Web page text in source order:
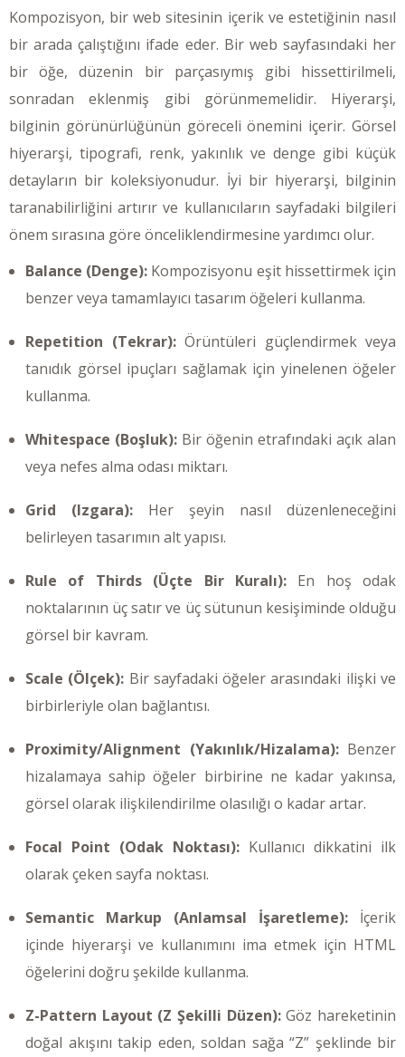
Kompozisyon, bir web sitesinin içerik ve estetiğinin nasıl
bir arada çalıştığını ifade eder. Bir web sayfasındaki her
bir öğe, düzenin bir parçasıymış gibi hissettirilmeli,
sonradan eklenmiş gibi görünmemelidir. Hiyerarşi,
bilginin görünürlüğünün göreceli önemini içerir. Görsel
hiyerarşi, tipografi, renk, yakınlık ve denge gibi küçük
detayların bir koleksiyonudur. İyi bir hiyerarşi, bilginin
taranabilirliğini artırır ve kullanıcıların sayfadaki bilgileri
önem sırasına göre önceliklendirmesine yardımcı olur.
Balance (Denge): Kompozisyonu eşit hissettirmek için
benzer veya tamamlayıcı tasarım öğeleri kullanma.
Repetition (Tekrar): Örüntüleri güçlendirmek veya
tanıdık görsel ipuçları sağlamak için yinelenen öğeler
kullanma.
Whitespace (Boşluk): Bir öğenin etrafındaki açık alan
veya nefes alma odası miktarı.
Grid (Izgara): Her şeyin nasıl düzenleneceğini
belirleyen tasarımın alt yapısı.
Rule of Thirds (Üçte Bir Kuralı): En hoş odak
noktalarının üç satır ve üç sütunun kesişiminde olduğu
görsel bir kavram.
Scale (Ölçek): Bir sayfadaki öğeler arasındaki ilişki ve
birbirleriyle olan bağlantısı.
Proximity/Alignment (Yakınlık/Hizalama): Benzer
hizalamaya sahip öğeler birbirine ne kadar yakınsa,
görsel olarak ilişkilendirilme olasılığı o kadar artar.
Focal Point (Odak Noktası): Kullanıcı dikkatini ilk
olarak çeken sayfa noktası.
Semantic Markup (Anlamsal İşaretleme): İçerik
içinde hiyerarşi ve kullanımını ima etmek için HTML
öğelerini doğru şekilde kullanma.
Z-Pattern Layout (Z Şekilli Düzen):Göz hareketinin
doğal akışını takip eden, soldan sağa “Z” şeklinde bir